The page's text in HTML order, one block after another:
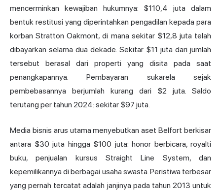
mencerminkan kewajiban hukumnya: $110,4 juta dalam
bentuk restitusi yang diperintahkan pengadilan kepada para
korban Stratton Oakmont, di mana sekitar $12,8 juta telah
dibayarkan selama dua dekade. Sekitar $11 juta dari jumlah
tersebut berasal dari properti yang disita pada saat
penangkapannya. Pembayaran sukarela sejak
pembebasannya berjumlah kurang dari $2 juta. Saldo
terutang per tahun 2024: sekitar $97 juta.
Media bisnis arus utama menyebutkan aset Belfort berkisar
antara $30 juta hingga $100 juta: honor berbicara, royalti
buku, penjualan kursus Straight Line System, dan
kepemilikannya di berbagai usaha swasta. Peristiwa terbesar
yang pernah tercatat adalah janjinya pada tahun 2013 untuk